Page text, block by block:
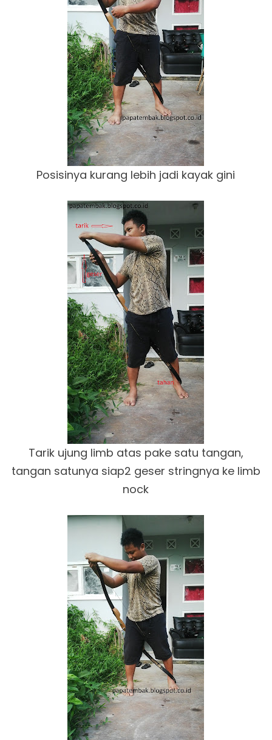
Posisinya kurang lebih jadi kayak gini
Tarik ujung limb atas pake satu tangan,
tangan satunya siap2 geser stringnya ke limb
nock